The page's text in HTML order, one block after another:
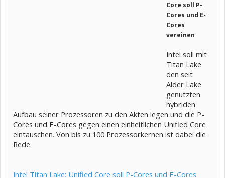
Core soll P-
Cores und E-
Cores
vereinen
Intel soll mit
Titan Lake
den seit
Alder Lake
genutzten
hybriden
Aufbau seiner Prozessoren zu den Akten legen und die P-
Cores und E-Cores gegen einen einheitlichen Unified Core
eintauschen. Von bis zu 100 Prozessorkernen ist dabei die
Rede.
Intel Titan Lake: Unified Core soll P-Cores und E-Cores